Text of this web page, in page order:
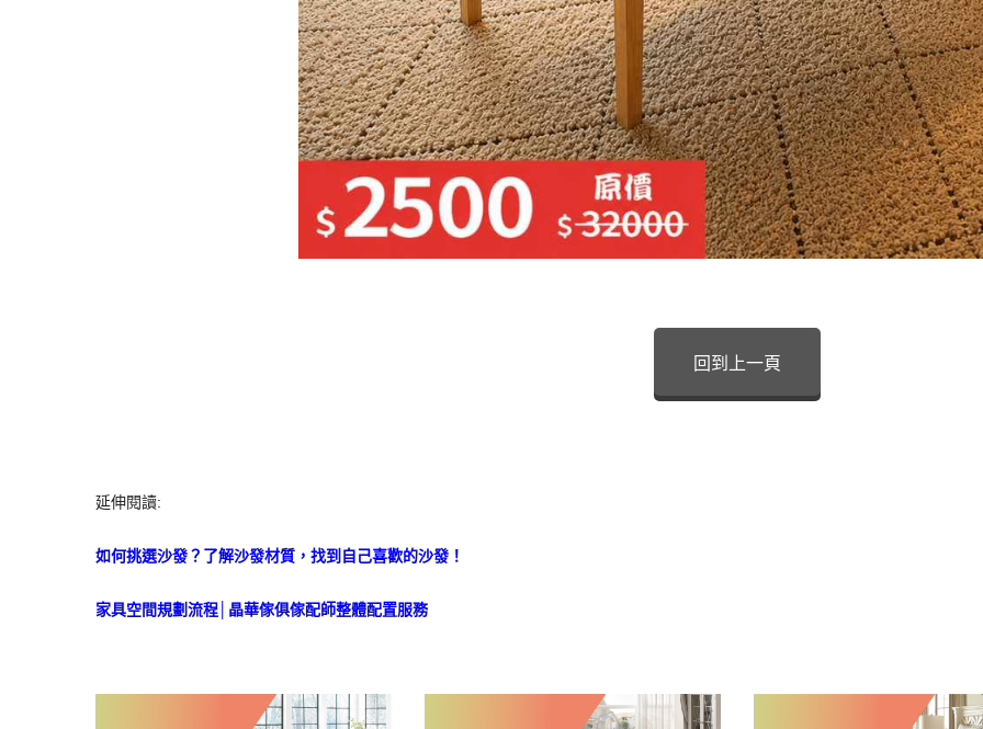
回到上一頁
延伸閱讀:
如何挑選沙發？了解沙發材質，找到自己喜歡的沙發！
家具空間規劃流程│晶華傢俱傢配師整體配置服務